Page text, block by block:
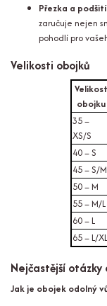
Přezka a podšití
zaručuje nejen
pohodlí pro
Velikosti obojků
Velikost
obojku
35 –
XS/S
40 – S
45 – S/M
50 – M
55 – M/L
60 – L
65 – L/XL
Nejčastější
Jak je obojek odolný